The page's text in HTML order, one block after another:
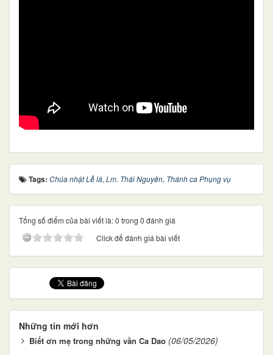
Tags: Chúa nhật Lễ lá, Lm. Thái Nguyên, Thánh ca Phụng vụ
Tổng số điểm của bài viết là: 0 trong 0 đánh giá
Click để đánh giá bài viết
Những tin mới hơn
Biết ơn mẹ trong những vần Ca Dao (06/05/2026)